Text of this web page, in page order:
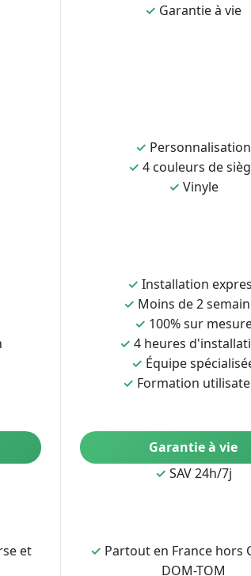
✓ Garantie à vie
✓ Personnalisation
✓ 4 couleurs de
✓ Vinyle
✓ Installation
✓ Moins de 2
✓ 100% sur
✓ 4 heures
✓ Équipe
✓ Formation
Garantie à vie
✓ SAV 24h/7j
et
✓ Partout en France hors
DOM-TOM